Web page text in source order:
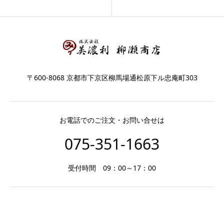
〒600-8068 京都市下京区柳馬場通松原下ル忠庵町303
お電話でのご注文・お問い合せは
075-351-1663
受付時間 09：00～17：00